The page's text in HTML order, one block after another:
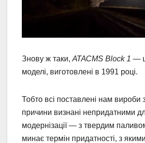
Знову ж таки, АТАСМS Block 1 —
моделі, виготовлені в 1991 році.
Тобто всі поставлені нам вироби
причини визнані непридатними
модернізації — з твердим
минає термін придатності, з